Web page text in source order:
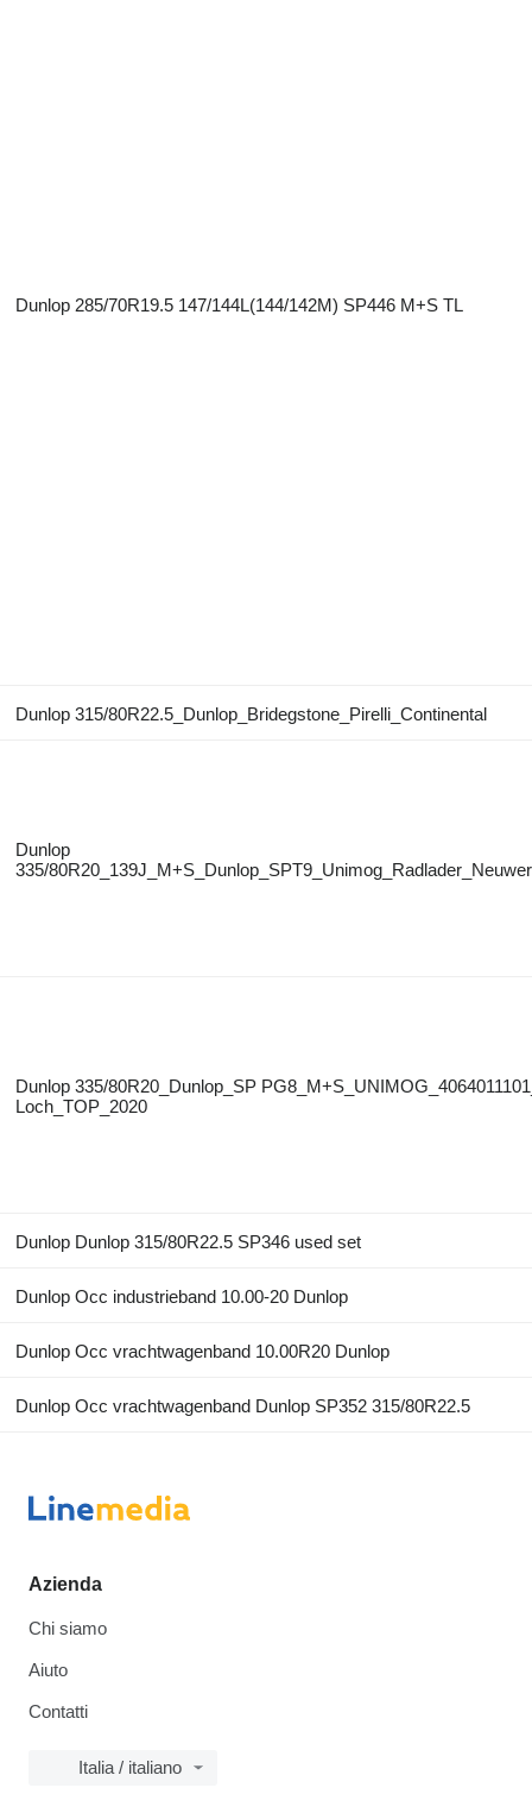
Dunlop 285/70R19.5 147/144L(144/142M) SP446 M+S TL
Dunlop 315/80R22.5_Dunlop_Bridegstone_Pirelli_Continental
Dunlop
335/
Dunlop 335/80R20_Dunlop_SP
Loch_TOP_2020
Dunlop Dunlop 315/80R22.5 SP346 used set
Dunlop Occ industrieband 10.00-20 Dunlop
Dunlop Occ vrachtwagenband 10.00R20 Dunlop
Dunlop Occ vrachtwagenband Dunlop SP352 315/80R22.5
Azienda
Chi siamo
Aiuto
Contatti
Italia / italiano